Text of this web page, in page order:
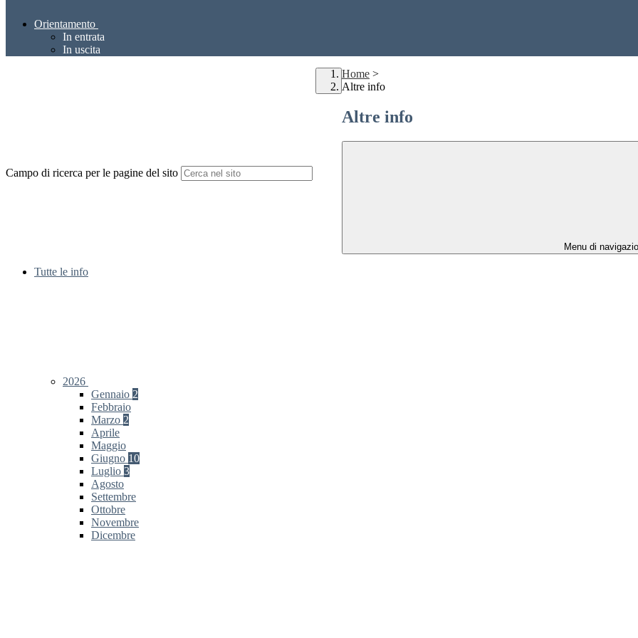
Orientamento
In entrata
In uscita
Campo di ricerca per le pagine del sito
Home >
Altre info
Altre info
Menu di
Tutte le info
2026
Gennaio 2
Febbraio
Marzo 2
Aprile
Maggio
Giugno 10
Luglio 3
Agosto
Settembre
Ottobre
Novembre
Dicembre